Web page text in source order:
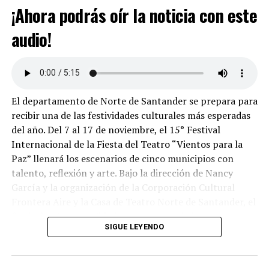
¡Ahora podrás oír la noticia con este
audio!
El departamento de Norte de Santander se prepara para
recibir una de las festividades culturales más esperadas
del año. Del 7 al 17 de noviembre, el 15° Festival
Internacional de la Fiesta del Teatro “Vientos para la
Paz” llenará los escenarios de cinco municipios con
talento, reflexión y arte. Bajo la dirección de Nancy
García y la organización de la Corporación Cultural
festival se ha consolidado como un verdadero
patrimonio cultural de la región.
Este evento contará con la participación de artistas
SIGUE LEYENDO